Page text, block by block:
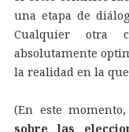
una etapa de
Cualquier otra
absolutamente
la realidad en la
(En este
sobre las